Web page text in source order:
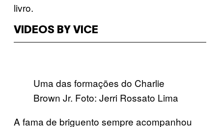
livro.
VIDEOS BY VICE
Uma das formações do Charlie
Brown Jr. Foto: Jerri Rossato Lima
A fama de briguento sempre acompanhou